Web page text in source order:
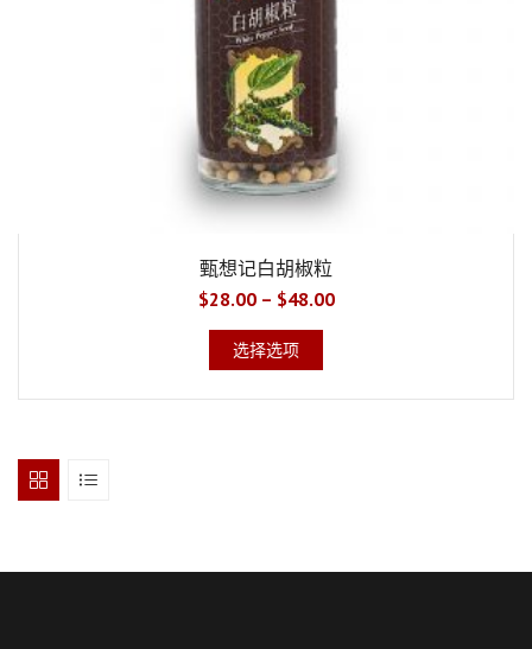
甄想记白胡椒粒
$28.00– $48.00
选择选项